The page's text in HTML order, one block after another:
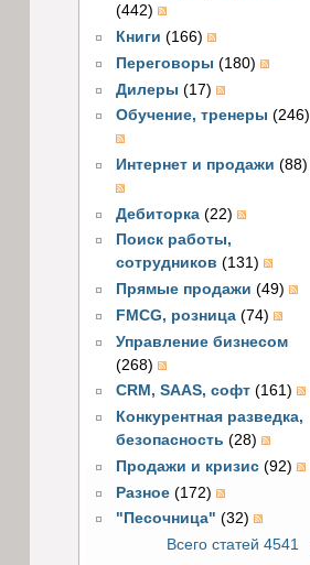
(442)
Книги (166)
Переговоры (180)
Дилеры (17)
Обучение, тренеры (246)
Интернет и продажи (88)
Дебиторка (22)
Поиск работы,
сотрудников (131)
Прямые продажи (49)
FMCG, розница (74)
Управление бизнесом
(268)
CRM, SAAS, софт (161)
Конкурентная разведка,
безопасность (28)
Продажи и кризис (92)
Разное (172)
"Песочница" (32)
Всего статей 4541